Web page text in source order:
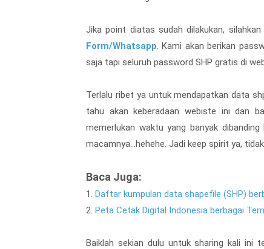
Jika point diatas sudah dilakukan,
Form/Whatsapp . Kami akan berikan
saja tapi seluruh password SHP gratis di
Terlalu ribet ya untuk mendapatkan data
tahu akan keberadaan webiste ini dan
memerlukan waktu yang banyak
macamnya...hehehe. Jadi keep spirit ya,
Baca Juga:
1. Daftar kumpulan data shapefile (SHP)
2. Peta Cetak Digital Indonesia berbagai
Baiklah sekian dulu untuk sharing kali ini